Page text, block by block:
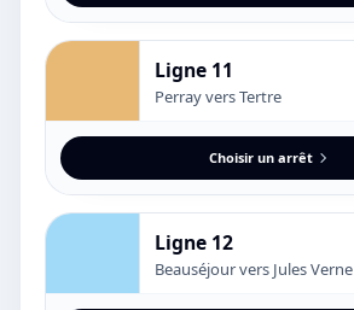
Ligne 11
Perray vers Tertre
Choisir un arrêt
Ligne 12
Beauséjour vers Jules Verne